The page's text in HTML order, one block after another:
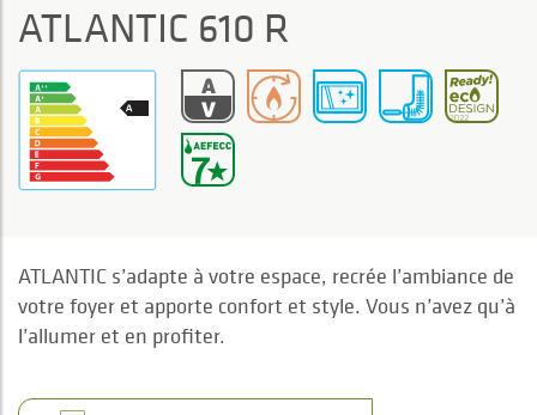
ATLANTIC 610 R
ATLANTIC s’adapte à votre espace, recrée l’ambiance de
votre foyer et apporte confort et style. Vous n’avez qu’à
l’allumer et en profiter.